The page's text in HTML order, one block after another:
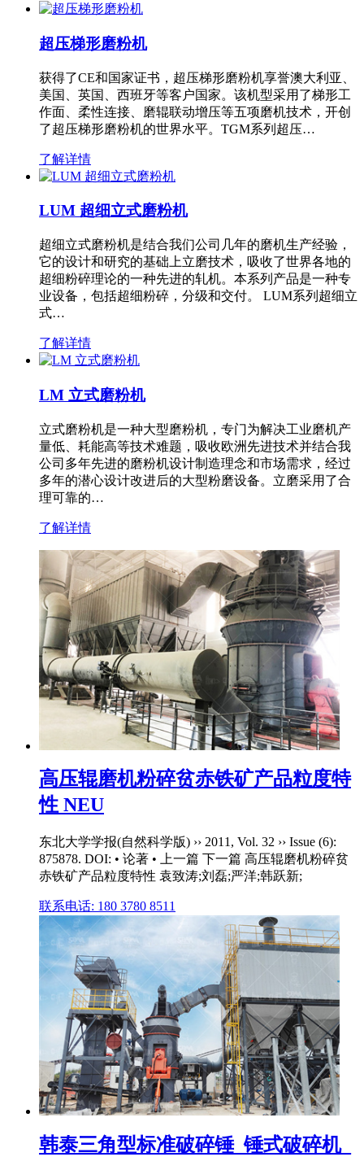
超压梯形磨粉机
获得了CE和国家证书，超压梯形磨粉机享誉澳大利亚、
美国、英国、西班牙等客户国家。该机型采用了梯形工
作面、柔性连接、磨辊联动增压等五项磨机技术，开创
了超压梯形磨粉机的世界水平。TGM系列超压…
了解详情
LUM 超细立式磨粉机
超细立式磨粉机是结合我们公司几年的磨机生产经验，
它的设计和研究的基础上立磨技术，吸收了世界各地的
超细粉碎理论的一种先进的轧机。本系列产品是一种专
业设备，包括超细粉碎，分级和交付。 LUM系列超细立
式…
了解详情
LM 立式磨粉机
立式磨粉机是一种大型磨粉机，专门为解决工业磨机产
量低、耗能高等技术难题，吸收欧洲先进技术并结合我
公司多年先进的磨粉机设计制造理念和市场需求，经过
多年的潜心设计改进后的大型粉磨设备。立磨采用了合
理可靠的…
了解详情
高压辊磨机粉碎贫赤铁矿产品粒度特
性 NEU
东北大学学报(自然科学版) ›› 2011, Vol. 32 ›› Issue (6):
875878. DOI: • 论著 • 上一篇 下一篇 高压辊磨机粉碎贫
赤铁矿产品粒度特性 袁致涛;刘磊;严洋;韩跃新;
联系电话: 180 3780 8511
韩泰三角型标准破碎锤_锤式破碎机_